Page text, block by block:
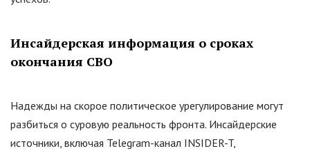
Инсайдерская информация о сроках
окончания СВО
Надежды на скорое политическое урегулирование могут
разбиться о суровую реальность фронта. Инсайдерские
источники, включая Telegram-канал INSIDER-T,